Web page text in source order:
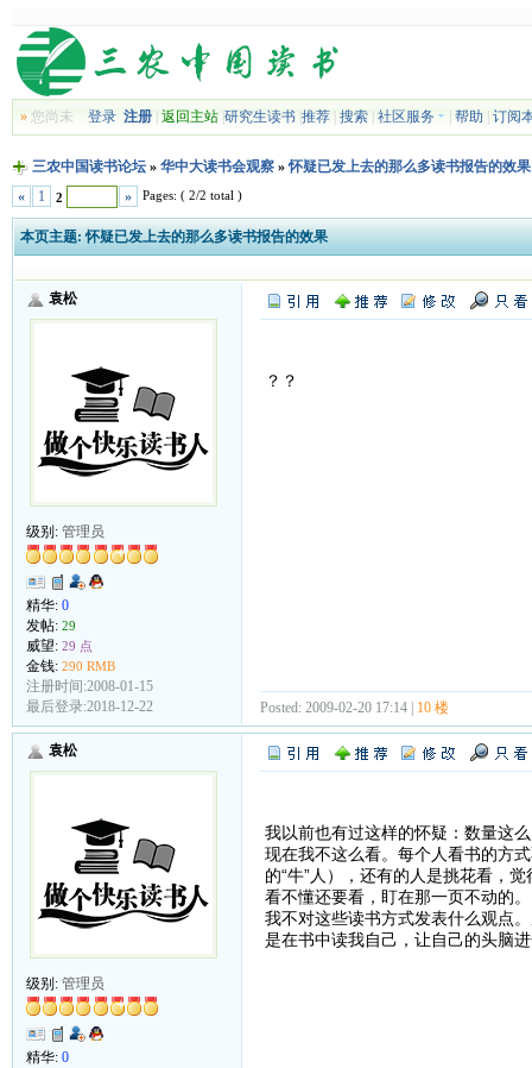
»您尚未 登录 注册| 返回主站| 研究生读书| 推荐| 搜索| 社区服务 帮助 订阅
三农中国读书论坛» 华中大读书会观察»怀疑已发上去的那么多读书报告的效果
«
1 2 » Pages: ( 2/2 total )
本页主题: 怀疑已发上去的那么多读书报告的效果
袁松
级别: 管理员
精华: 0
发帖: 29
威望: 29 点
金钱: 290 RMB
注册时间:2008-01-15
最后登录:2018-12-22
？？
Posted: 2009-02-20 17:14 | 10 楼
袁松
级别: 管理员
精华: 0
我以前也有过这样的怀疑：数量这
现在我不这么看。每个人看书的方
的“牛”人），还有的人是挑花看，
看不懂还要看，盯在那一页不动的
我不对这些读书方式发表什么观点
是在书中读我自己，让自己的头脑